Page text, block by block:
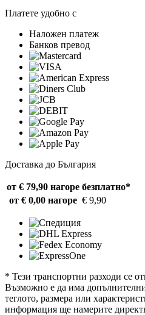
Платете удобно с
Наложен платеж
Банков превод
Доставка до България
от € 79,90 нагоре безплатно*
от € 0,00 нагоре € 9,90
* Тези транспортни разходи се
Възможно е да има
теглото, размера или
информация ще намерите